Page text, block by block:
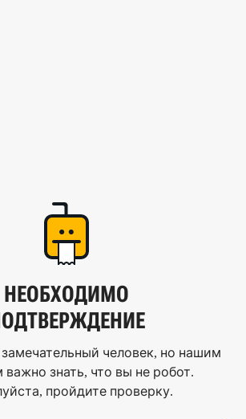
НЕОБХОДИМО
человек, но нашим
знать, что вы не робот.
пройдите проверку.